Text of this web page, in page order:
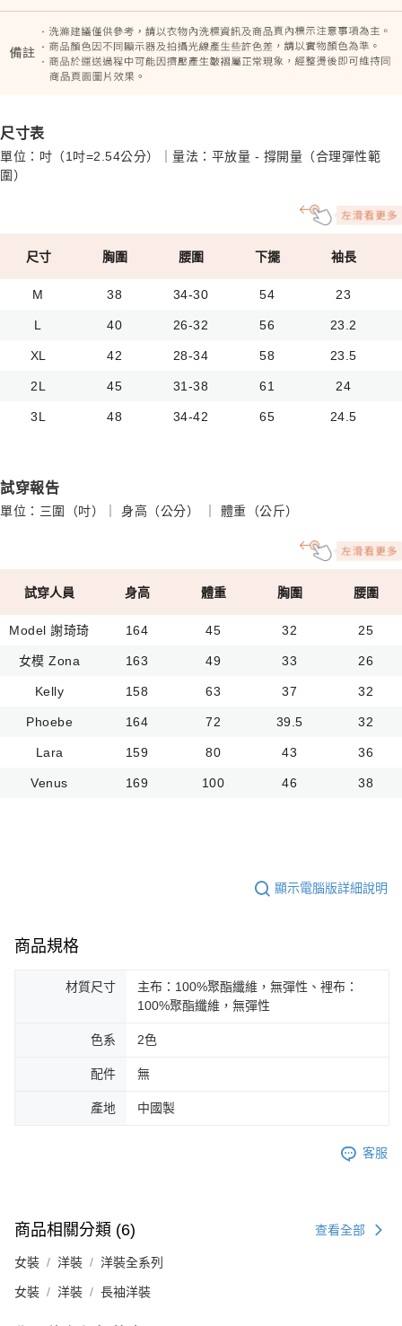
尺寸表
單位：吋（1吋=2.54公分）｜量法：平放量 - 撐開量（合理彈性範
圍）
尺寸 胸圍 腰圍 下擺 袖長
M 38 34-30 54 23
L 40 26-32 56 23.2
XL 42 28-34 58 23.5
2L 45 31-38 61 24
3L 48 34-42 65 24.5
試穿報告
單位：三圍（吋）｜ 身高（公分） ｜ 體重（公斤）
試穿人員 身高 體重 胸圍 腰圍
Model 謝琦琦 164 45 32 25
女模 Zona 163 49 33 26
Kelly 158 63 37 32
Phoebe 164 72 39.5 32
Lara 159 80 43 36
Venus 169 100 46 38
顯示電腦版詳細說明
商品規格
材質尺寸
主布：100%聚酯纖維，無彈性、裡布：
100%聚酯纖維，無彈性
色系 2色
配件 無
產地 中國製
客服
商品相關分類 (6) 查看全部
女裝 洋裝 洋裝全系列
女裝 洋裝 長袖洋裝